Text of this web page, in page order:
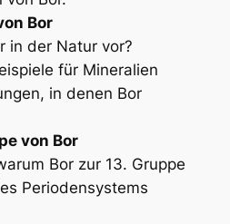
Bor
in der Natur vor?
für Mineralien
in denen Bor
von Bor
Bor zur 13. Gruppe
Periodensystems